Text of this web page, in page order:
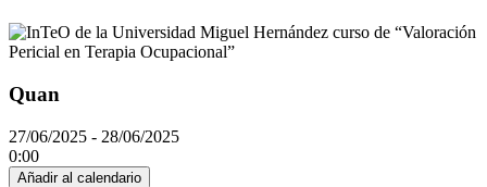
Quan
27/06/2025 - 28/06/2025
0:00
Añadir al calendario